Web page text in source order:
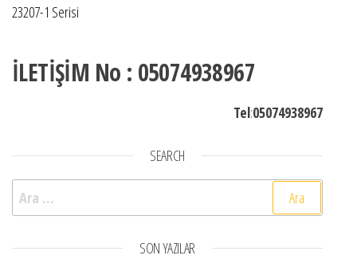
23207-1 Serisi
İLETİŞİM No : 05074938967
Tel:05074938967
SEARCH
Arama:
SON YAZILAR